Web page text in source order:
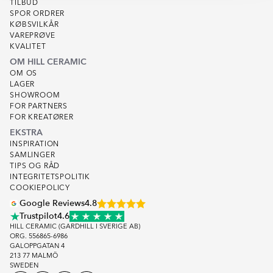
TILBUD
SPOR ORDRER
KØBSVILKÅR
VAREPRØVE
KVALITET
OM HILL CERAMIC
OM OS
LAGER
SHOWROOM
FOR PARTNERS
FOR KREATØRER
EKSTRA
INSPIRATION
SAMLINGER
TIPS OG RÅD
INTEGRITETSPOLITIK
COOKIEPOLICY
Google Reviews4.8
Trustpilot4.6
HILL CERAMIC (GARDHILL I SVERIGE AB)
ORG. 556865-6986
GALOPPGATAN 4
213 77 MALMÖ
SWEDEN